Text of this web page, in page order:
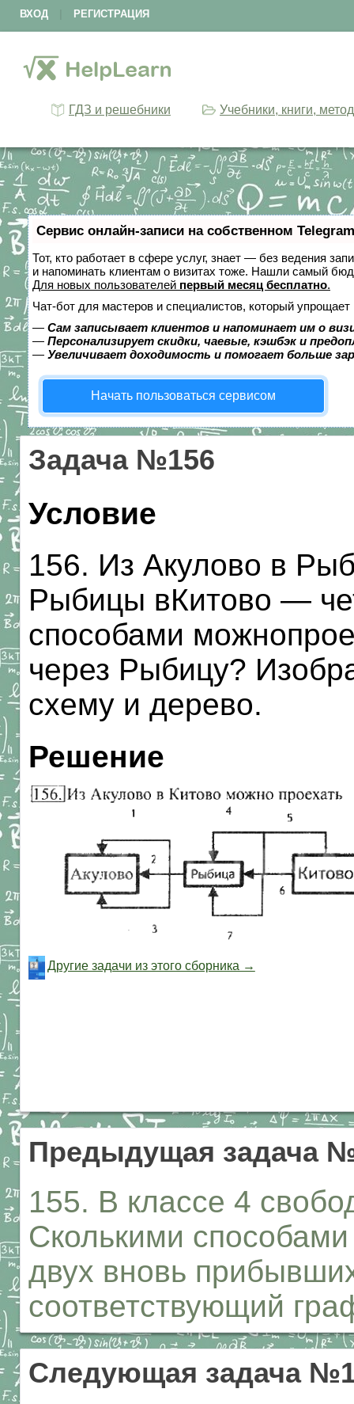
ВХОД РЕГИСТРАЦИЯ
ГДЗ и решебники Учебники, книги,
Сервис онлайн-записи на собственном
Тот, кто работает в сфере услуг, знает — без ведения
и напоминать клиентам о визитах тоже. Нашли самый
Для новых пользователей первый месяц бесплатно.
Чат-бот для мастеров и специалистов, который упрощает
— Сам записывает клиентов и напоминает им о
— Персонализирует скидки, чаевые, кэшбэк и
— Увеличивает доходимость и помогает больше
Начать пользоваться сервисом
Задача №156
Условие
156. Из Акулово в
Рыбицы вКитово —
способами
через Рыбицу?
схему и дерево.
Решение
Другие задачи из этого сборника →
Предыдущая задача
155. В классе 4
Сколькими
двух вновь
соответствующий
Следующая задача